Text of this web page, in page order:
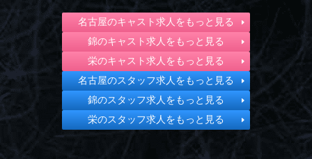
名古屋のキャスト求人をもっと見る
錦のキャスト求人をもっと見る
栄のキャスト求人をもっと見る
名古屋のスタッフ求人をもっと見る
錦のスタッフ求人をもっと見る
栄のスタッフ求人をもっと見る